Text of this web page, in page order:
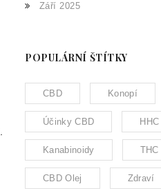
Září 2025
POPULÁRNÍ ŠTÍTKY
CBD Konopí
Účinky CBD HHC
Kanabinoidy THC
CBD Olej Zdraví